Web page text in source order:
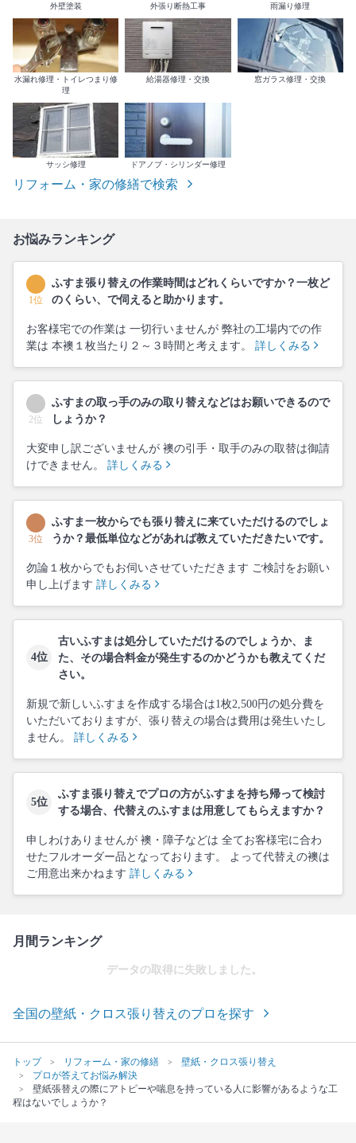
外壁塗装 外張り断熱工事 雨漏り修理
水漏れ修理・トイレつまり修
理
給湯器修理・交換 窓ガラス修理・交換
サッシ修理 ドアノブ・シリンダー修理
リフォーム・家の修繕で検索
お悩みランキング
1位
ふすま張り替えの作業時間はどれくらいですか？一枚ど
のくらい、で伺えると助かります。
お客様宅での作業は 一切行いませんが 弊社の工場内での作
業は 本襖１枚当たり２～３時間と考えます。 詳しくみる
2位
ふすまの取っ手のみの取り替えなどはお願いできるので
しょうか？
大変申し訳ございませんが 襖の引手・取手のみの取替は御請
けできません。 詳しくみる
3位
ふすま一枚からでも張り替えに来ていただけるのでしょ
うか？最低単位などがあれば教えていただきたいです。
勿論１枚からでもお伺いさせていただきます ご検討をお願い
申し上げます 詳しくみる
4位
古いふすまは処分していただけるのでしょうか、ま
た、その場合料金が発生するのかどうかも教えてくだ
さい。
新規で新しいふすまを作成する場合は1枚2,500円の処分費を
いただいておりますが、張り替えの場合は費用は発生いたし
ません。 詳しくみる
5位
ふすま張り替えでプロの方がふすまを持ち帰って検討
する場合、代替えのふすまは用意してもらえますか？
申しわけありませんが 襖・障子などは 全てお客様宅に合わ
せたフルオーダー品となっております。 よって代替えの襖は
ご用意出来かねます 詳しくみる
月間ランキング
データの取得に失敗しました。
全国の壁紙・クロス張り替えのプロを探す
トップ リフォーム・家の修繕
壁紙・クロス張り替え
プロが答えてお悩み解決
壁紙張替えの際にアトピーや喘息を持っている人に影響があるような工
程はないでしょうか？